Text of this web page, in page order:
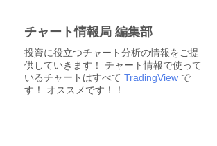
チャート情報局 編集部
投資に役立つチャート分析の情報をご提
供していきます！ チャート情報で使って
いるチャートはすべて TradingView で
す！ オススメです！！